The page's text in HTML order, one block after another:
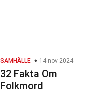
SAMHÄLLE 14 nov 2024
32 Fakta Om
Folkmord